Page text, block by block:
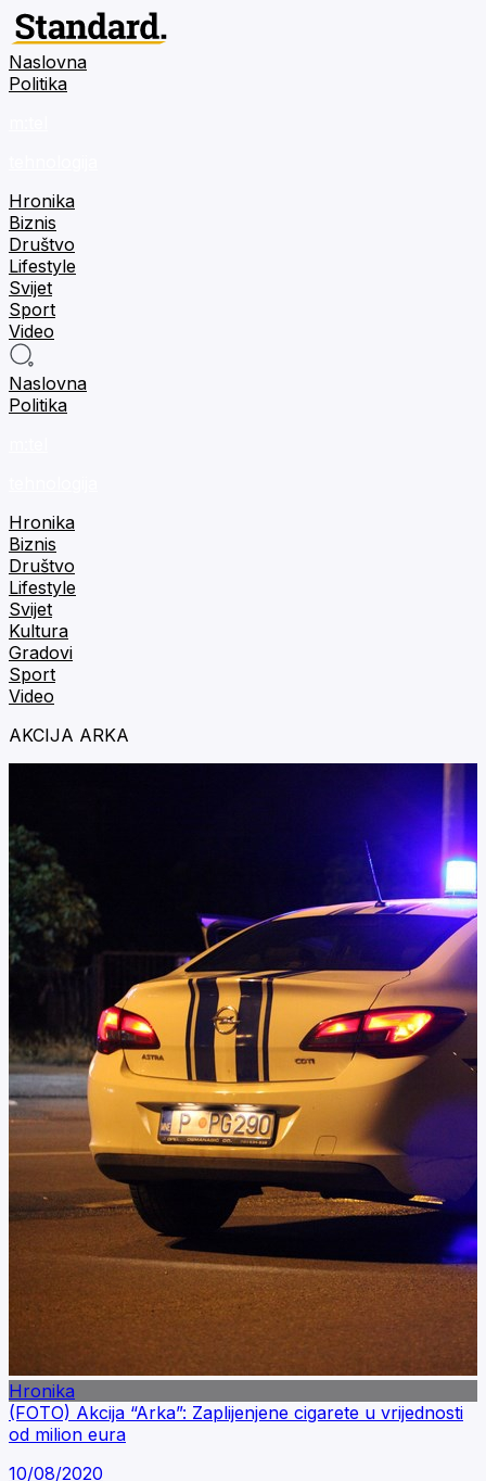
Naslovna
Politika
Hronika
Biznis
Društvo
Lifestyle
Svijet
Sport
Video
Naslovna
Politika
Hronika
Biznis
Društvo
Lifestyle
Svijet
Kultura
Gradovi
Sport
Video
AKCIJA ARKA
Hronika
(FOTO) Akcija “Arka”: Zaplijenjene cigarete u vrijednosti
od milion eura
10/08/2020